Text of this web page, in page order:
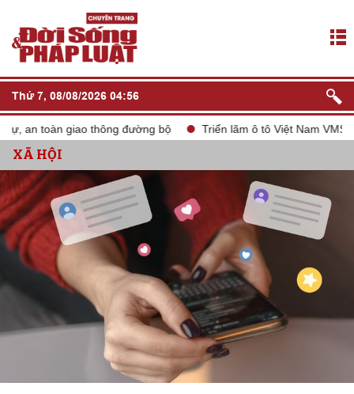
Thứ 7, 08/08/2026 04:56
toàn giao thông đường bộ Triển lãm ô tô Việt Nam VMS 2024
XÃ HỘI